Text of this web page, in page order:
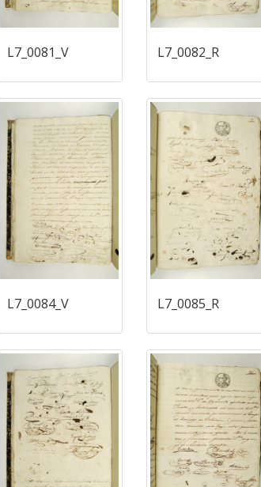
L7_0081_V L7_0082_R
L7_0084_V L7_0085_R